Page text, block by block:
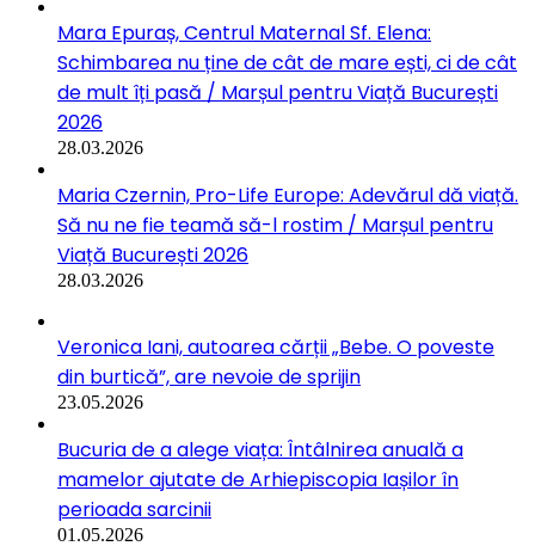
Mara Epuraș, Centrul Maternal Sf. Elena:
Schimbarea nu ține de cât de mare ești, ci de cât
de mult îți pasă / Marșul pentru Viață București
2026
28.03.2026
Maria Czernin, Pro-Life Europe: Adevărul dă viață.
Să nu ne fie teamă să-l rostim / Marșul pentru
Viață București 2026
28.03.2026
Veronica Iani, autoarea cărții „Bebe. O poveste
din burtică”, are nevoie de sprijin
23.05.2026
Bucuria de a alege viața: Întâlnirea anuală a
mamelor ajutate de Arhiepiscopia Iașilor în
perioada sarcinii
01.05.2026